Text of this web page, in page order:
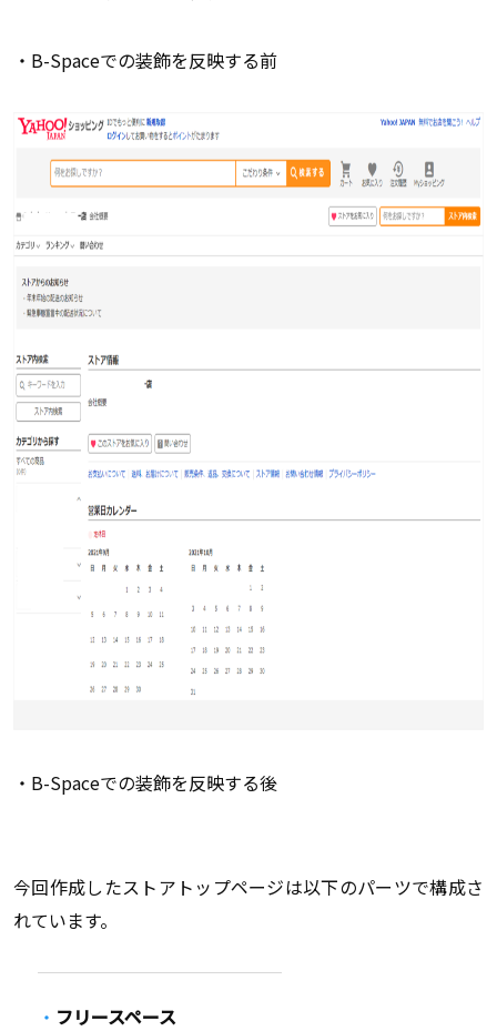
・B-Spaceでの装飾を反映する前
・B-Spaceでの装飾を反映する後
今回作成したストアトップページは以下のパーツで構成さ
れています。
フリースペース